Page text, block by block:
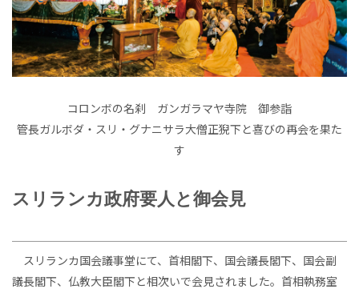
コロンボの名刹 ガンガラマヤ寺院 御参詣
管長ガルボダ・スリ・グナニサラ大僧正猊下と喜びの再会を果た
す
スリランカ政府要人と御会見
スリランカ国会議事堂にて、首相閣下、国会議長閣下、国会副
議長閣下、仏教大臣閣下と相次いで会見されました。首相執務室